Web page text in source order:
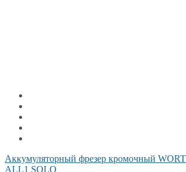
Аккумуляторный фрезер кромочный
ALL1 SOLO